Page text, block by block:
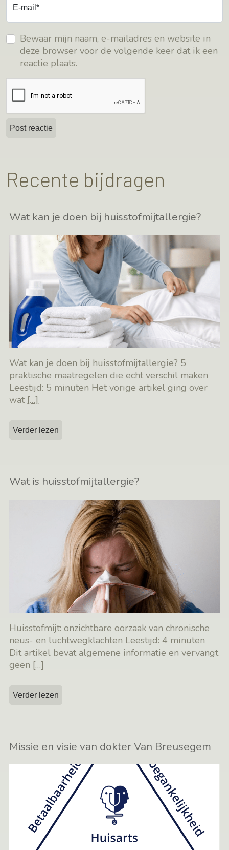
E-mail*
Bewaar mijn naam, e-mailadres en website in
deze browser voor de volgende keer dat ik een
reactie plaats.
Recente bijdragen
Wat kan je doen bij huisstofmijtallergie?
Wat kan je doen bij huisstofmijtallergie? 5
praktische maatregelen die echt verschil maken
Leestijd: 5 minuten Het vorige artikel ging over
wat […]
Verder lezen
Wat is huisstofmijtallergie?
Huisstofmijt: onzichtbare oorzaak van chronische
neus- en luchtwegklachten Leestijd: 4 minuten
Dit artikel bevat algemene informatie en vervangt
geen […]
Verder lezen
Missie en visie van dokter Van Breusegem